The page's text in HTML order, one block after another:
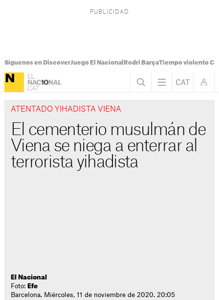
Síguenos en DiscoverJuego El Nacional Rodri BarçaTiempo violento
ATENTADO YIHADISTA VIENA
El cementerio musulmán de
Viena se niega a enterrar al
terrorista yihadista
El Nacional
Foto: Efe
Barcelona. Miércoles, 11 de noviembre de 2020. 20:05